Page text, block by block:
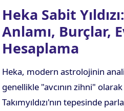
Heka Sabit
Anlamı, Burçlar,
Hesaplama
Heka, modern astrolojinin
genellikle "avcının zihni"
Takımyıldızı'nın tepesinde